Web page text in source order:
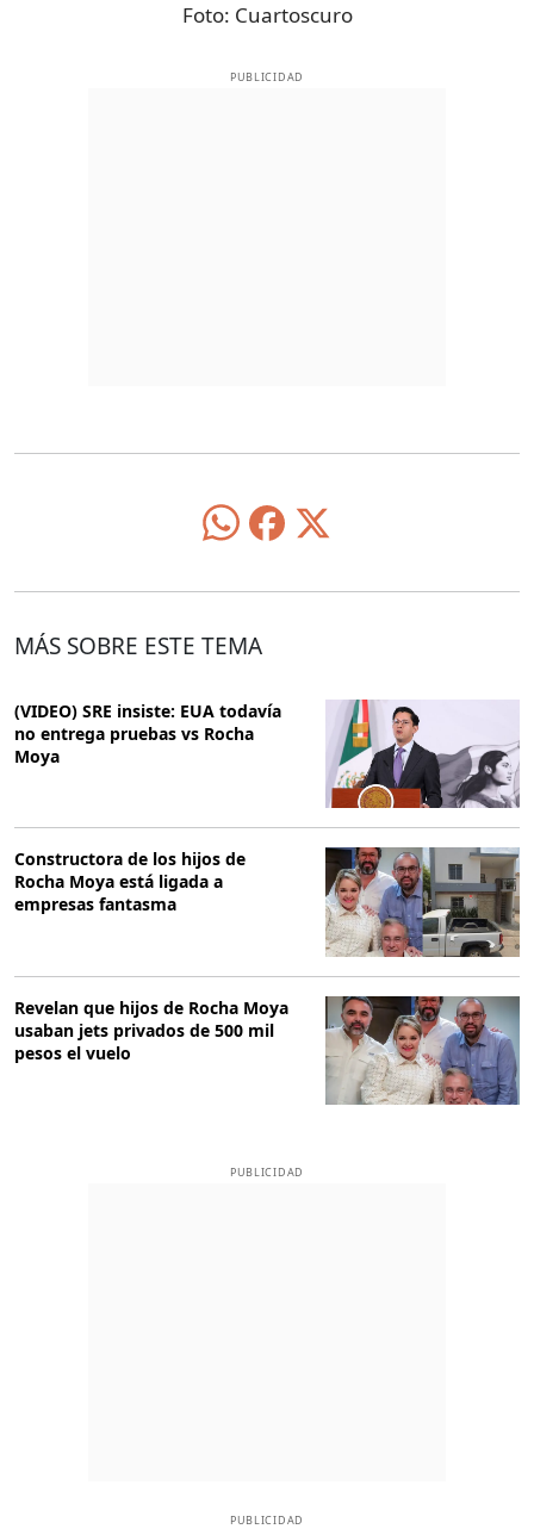
Foto: Cuartoscuro
PUBLICIDAD
MÁS SOBRE ESTE TEMA
(VIDEO) SRE insiste: EUA todavía
no entrega pruebas vs Rocha
Moya
Constructora de los hijos de
Rocha Moya está ligada a
empresas fantasma
Revelan que hijos de Rocha Moya
usaban jets privados de 500 mil
pesos el vuelo
PUBLICIDAD
PUBLICIDAD